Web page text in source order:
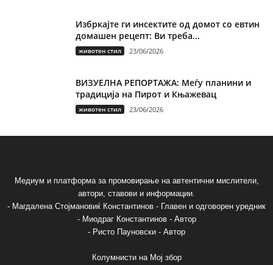
Избркајте ги инсектите од домот со евтин
домашен рецепт: Ви треба...
животен стил 23/06/2026
ВИЗУЕЛНА РЕПОРТАЖА: Меѓу планини и
традиција на Пирот и Књажевац
животен стил 23/06/2026
Медиум и платформа за промовирање на автентични мислители,
автори, ставови и информации.
- Магдалена Стојмановиќ Константинов - Главен и одговорен уредник
- Миодраг Константинов - Автор
- Ристо Пауновски - Автор
Колумнисти на Мој збор